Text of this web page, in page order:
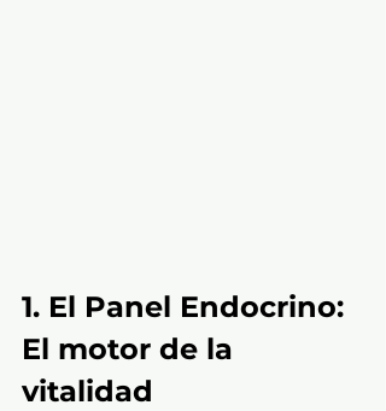
1. El Panel Endocrino:
El motor de la
vitalidad